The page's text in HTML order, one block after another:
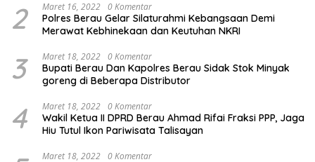
2 Maret 16, 2022 0 Komentar
Polres Berau Gelar Silaturahmi Kebangsaan Demi
Merawat Kebhinekaan dan Keutuhan NKRI
3 Maret 18, 2022 0 Komentar
Bupati Berau Dan Kapolres Berau Sidak Stok Minyak
goreng di Beberapa Distributor
4 Maret 18, 2022 0 Komentar
Wakil Ketua II DPRD Berau Ahmad Rifai Fraksi PPP, Jaga
Hiu Tutul Ikon Pariwisata Talisayan
Maret 18, 2022 0 Komentar